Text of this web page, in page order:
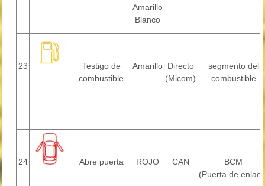
Amarillo
Blanco
23
Testigo de
combustible
Amarillo Directo
(Micom)
segmento del
combustible
24 Abre puerta ROJO CAN
BCM
(Puerta de